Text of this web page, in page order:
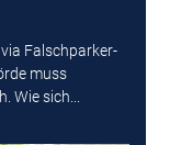
Falschparker-
muss
sich...